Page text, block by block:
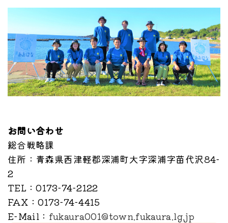
お問い合わせ
総合戦略課
住所 ：青森県西津軽郡深浦町大字深浦字苗代沢84-
2
TEL ：0173-74-2122
FAX ：0173-74-4415
E-Mail ： fukaura001@town.fukaura.lg.jp